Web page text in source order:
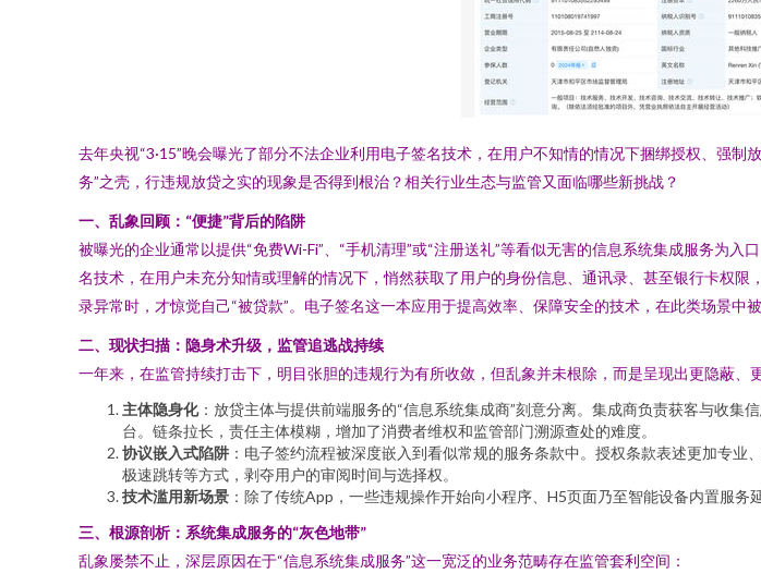
去年央视“3·15”晚会曝光了部分不法企业利用电子签名技术，在用户不知情的情况下捆绑授权、强
务”之壳，行违规放贷之实的现象是否得到根治？相关行业生态与监管又面临哪些新挑战？
一、乱象回顾：“便捷”背后的陷阱
被曝光的企业通常以提供“免费Wi-Fi”、“手机清理”或“注册送礼”等看似无害的信息系统集成服务为
名技术，在用户未充分知情或理解的情况下，悄然获取了用户的身份信息、通讯录、甚至银行卡权
录异常时，才惊觉自己“被贷款”。电子签名这一本应用于提高效率、保障安全的技术，在此类场景中
二、现状扫描：隐身术升级，监管追逃战持续
一年来，在监管持续打击下，明目张胆的违规行为有所收敛，但乱象并未根除，而是呈现出更隐蔽、
主体隐身化：放贷主体与提供前端服务的“信息系统集成商”刻意分离。集成商负责获客与收
台。链条拉长，责任主体模糊，增加了消费者维权和监管部门溯源查处的难度。
协议嵌入式陷阱 ：电子签约流程被深度嵌入到看似常规的服务条款中。授权条款表述更加专
极速跳转等方式，剥夺用户的审阅时间与选择权。
技术滥用新场景 ：除了传统App，一些违规操作开始向小程序、H5页面乃至智能设备内置服
三、根源剖析：系统集成服务的“灰色地带”
乱象屡禁不止，深层原因在于“信息系统集成服务”这一宽泛的业务范畴存在监管套利空间：